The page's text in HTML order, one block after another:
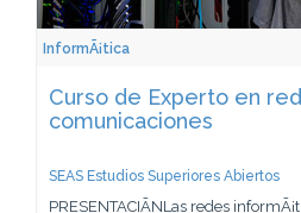
InformÃ¡tica
Curso de Experto en
comunicaciones
SEAS Estudios Superiores Abiertos
PRESENTACIÃNLas redes